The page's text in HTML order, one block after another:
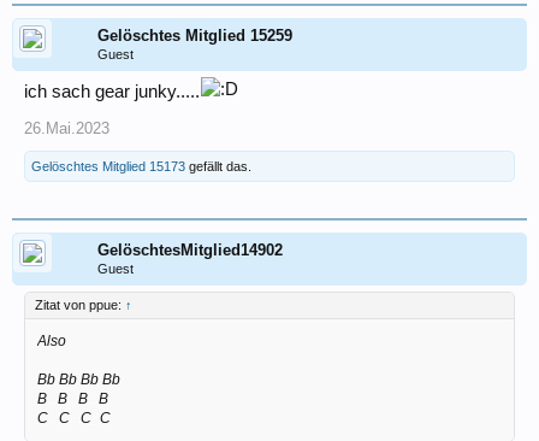
Gelöschtes Mitglied 15259
Guest
ich sach gear junky.....
26.Mai.2023
Gelöschtes Mitglied 15173 gefällt das.
GelöschtesMitglied14902
Guest
Zitat von ppue: ↑
Also
Bb Bb Bb Bb
B
B B
B
C
C C C